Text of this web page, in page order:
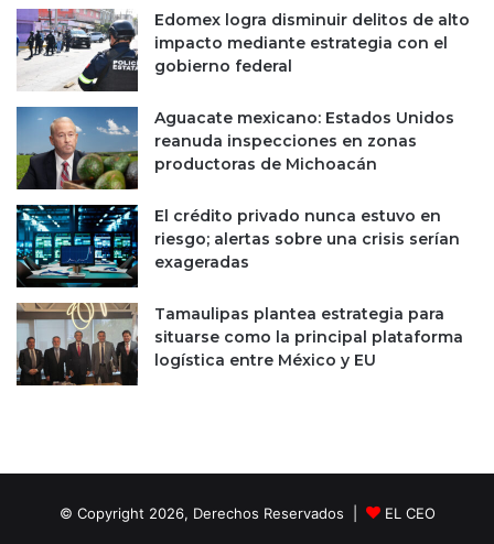
Edomex logra disminuir delitos de alto
impacto mediante estrategia con el
gobierno federal
Aguacate mexicano: Estados Unidos
reanuda inspecciones en zonas
productoras de Michoacán
El crédito privado nunca estuvo en
riesgo; alertas sobre una crisis serían
exageradas
Tamaulipas plantea estrategia para
situarse como la principal plataforma
logística entre México y EU
© Copyright 2026, Derechos Reservados | EL CEO